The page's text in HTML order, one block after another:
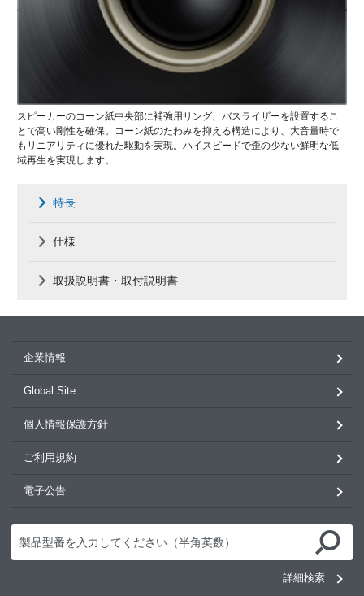
スピーカーのコーン紙中央部に補強用リング、バスライザーを設置するこ
とで高い剛性を確保。コーン紙のたわみを抑える構造により、大音量時で
もリニアリティに優れた駆動を実現。ハイスピードで歪の少ない鮮明な低
域再生を実現します。
特長
仕様
取扱説明書・取付説明書
企業情報
Global Site
個人情報保護方針
ご利用規約
電子公告
詳細検索